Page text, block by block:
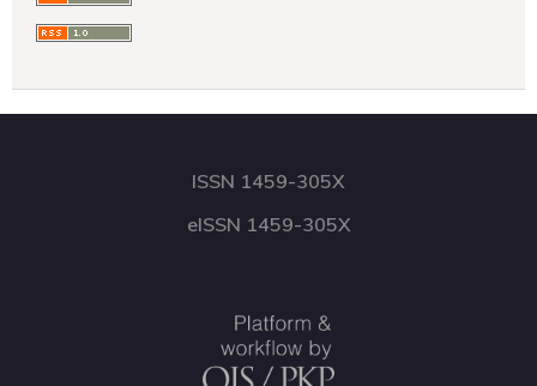
ISSN 1459-305X
eISSN 1459-305X